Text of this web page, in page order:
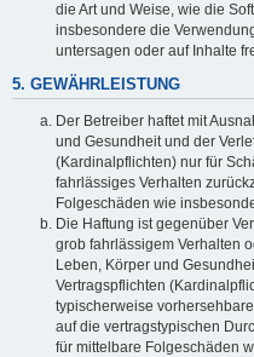
die Art und Weise, wie die
insbesondere die
untersagen oder auf Inhalte
5. GEWÄHRLEISTUNG
Der Betreiber haftet mit
und Gesundheit und der
(Kardinalpflichten) nur für
fahrlässiges Verhalten
Folgeschäden wie
Die Haftung ist gegenüber
grob fahrlässigem Verhalten
Leben, Körper und
Vertragspflichten
typischerweise
auf die vertragstypischen
für mittelbare Folgeschäden